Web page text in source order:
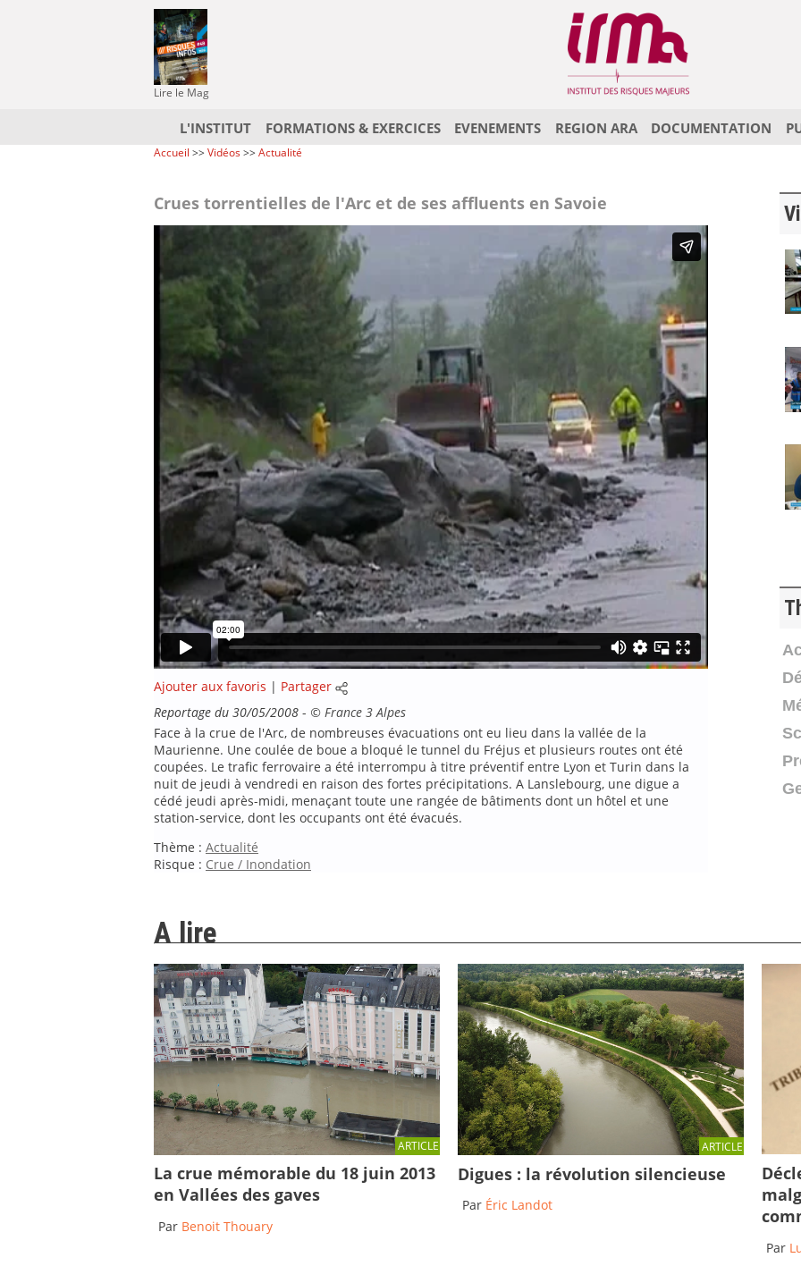
Lire le Mag
L'INSTITUT FORMATIONS & EXERCICES EVENEMENTS REGION ARA DOCUMENTATION
Accueil >>Vidéos>>Actualité
Crues torrentielles de l'Arc et de ses affluents en Savoie
Ajouter aux favoris | Partager
Reportage du 30/05/2008 - © France 3 Alpes
Face à la crue de l'Arc, de nombreuses évacuations ont eu lieu dans la vallée de la
Maurienne. Une coulée de boue a bloqué le tunnel du Fréjus et plusieurs routes ont été
coupées. Le trafic ferrovaire a été interrompu à titre préventif entre Lyon et Turin dans la
nuit de jeudi à vendredi en raison des fortes précipitations. A Lanslebourg, une digue a
cédé jeudi après-midi, menaçant toute une rangée de bâtiments dont un hôtel et une
station-service, dont les occupants ont été évacués.
Thème : Actualité
Risque : Crue / Inondation
A lire
ARTICLE
La crue mémorable du 18 juin 2013
en Vallées des gaves
Par Benoit Thouary
ARTICLE
Digues : la révolution silencieuse
Par Éric Landot
Par